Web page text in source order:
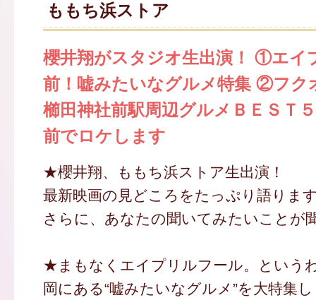
ももち浜ストア
櫻井翔がスタジオ生出演！ ①エイ
前！嘘みたいなグルメ特集 ②フク
櫛田神社前駅周辺グルメＢＥＳＴ
前でロケします
★櫻井翔、ももち浜ストア生出演！
最新映画の見どころをたっぷり語りま
さらに、あなたの聞いてみたいことが
★まもなくエイプリルフール。という
岡にある“嘘みたいなグルメ”を大特集